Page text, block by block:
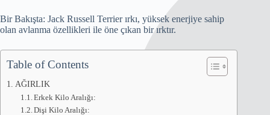
Bir Bakışta: Jack Russell Terrier ırkı, yüksek enerjiye sahip
olan avlanma özellikleri ile öne çıkan bir ırktır.
Table of Contents
AĞIRLIK
Erkek Kilo Aralığı:
Dişi Kilo Aralığı: